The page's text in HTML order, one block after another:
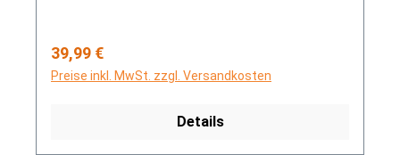
Regulärer Preis:
39,99 €
Preise inkl. MwSt. zzgl. Versandkosten
Details